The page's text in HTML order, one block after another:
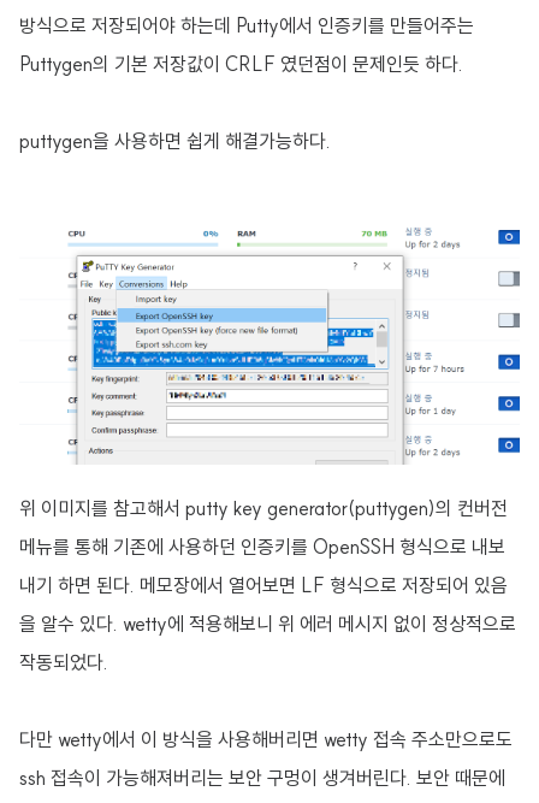
방식으로 저장되어야 하는데 Putty에서 인증키를 만들어주는
Puttygen의 기본 저장값이 CRLF 였던점이 문제인듯 하다.
puttygen을 사용하면 쉽게 해결가능하다.
위 이미지를 참고해서 putty key generator(puttygen)의 컨버전
메뉴를 통해 기존에 사용하던 인증키를 OpenSSH 형식으로 내보
내기 하면 된다. 메모장에서 열어보면 LF 형식으로 저장되어 있음
을 알수 있다. wetty에 적용해보니 위 에러 메시지 없이 정상적으로
작동되었다.
다만 wetty에서 이 방식을 사용해버리면 wetty 접속 주소만으로도
ssh 접속이 가능해져버리는 보안 구멍이 생겨버린다. 보안 때문에